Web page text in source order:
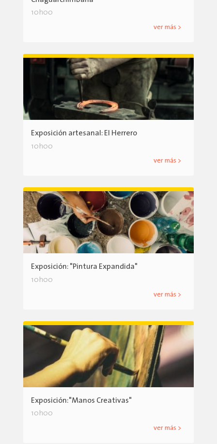
10h00
ver más >
Exposición artesanal: El Herrero
10h00
ver más >
Exposición: "Pintura Expandida"
10h00
ver más >
Exposición:"Manos Creativas"
10h00
ver más >